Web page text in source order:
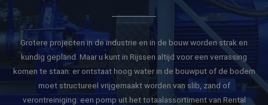
Grotere projecten in de industrie en in de bouw worden strak en
kundig gepland. Maar u kunt in Rijssen altijd voor een verrassing
komen te staan: er ontstaat hoog water in de bouwput of de bodem
moet structureel vrijgemaakt worden van slib, zand of
verontreiniging: een pomp uit het totaalassortiment van Rental